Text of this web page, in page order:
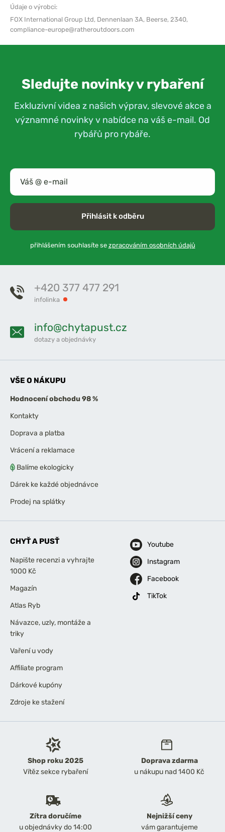
Údaje o výrobci:
FOX International Group Ltd, Dennenlaan 3A, Beerse, 2340,
compliance-europe@ratheroutdoors.com
Sledujte novinky v rybaření
Exkluzivní videa z našich výprav, slevové akce a
významné novinky v nabídce na váš e-mail. Od
rybářů pro rybáře.
Přihlásit k odběru
přihlášením souhlasíte se zpracováním osobních údajů
Shop roku 2025
Vítěz sekce rybaření
Doprava zdarma
u nákupu nad 1400 Kč
Zítra doručíme
u objednávky do 14:00
Nejnižší ceny
vám garantujeme
+420 377 477 291
infolinka
info@chytapust.cz
dotazy a objednávky
VŠE O NÁKUPU
Hodnocení obchodu 98 %
Kontakty
Doprava a platba
Vrácení a reklamace
Balíme ekologicky
Dárek ke každé objednávce
Prodej na splátky
CHYŤ A PUSŤ
Napište recenzi a vyhrajte
1000 Kč
Magazín
Atlas Ryb
Návazce, uzly, montáže a
triky
Vaření u vody
Affiliate program
Dárkové kupóny
Zdroje ke stažení
Youtube
Instagram
Facebook
TikTok